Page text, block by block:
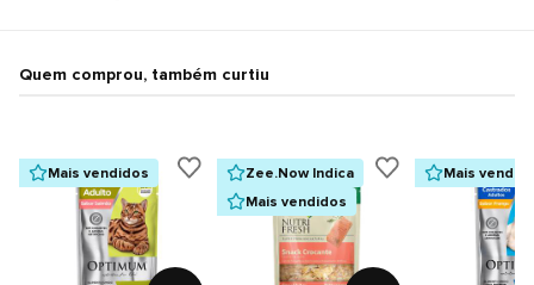
Quem comprou, também curtiu
Mais vendidos
Zee.Now Indica
Mais vendidos
Mais